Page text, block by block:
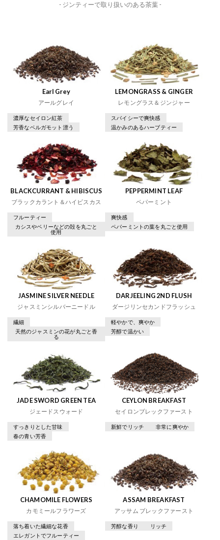
- ジンティーで取り扱いのある茶葉 -
Earl Grey
アールグレイ
濃厚なセイロン紅茶
芳香なベルガモット漂う
LEMONGRASS & GINGER
レモングラス＆ジンジャー
スパイシーで爽快感
温かみのあるハーブティー
BLACKCURRANT & HIBISCUS
ブラックカラント＆ハイビスカス
フルーティー
カシスやベリーなどの殻を丸ごと
使用
PEPPERMINT LEAF
ペパーミント
爽快感
ペパーミントの葉を丸ごと使用
JASMINE SILVER NEEDLE
ジャスミンシルバーニードル
繊細
天然のジャスミンの花が丸ごと香
る
DARJEELING 2ND FLUSH
ダージリンセカンドフラッシュ
軽やかで、爽やか
芳醇で温かい
JADE SWORD GREEN TEA
ジェードスウォード
すっきりとした甘味
春の青い芳香
CEYLON BREAKFAST
セイロンブレックファースト
新鮮でリッチ 非常に爽やか
CHAMOMILE FLOWERS
カモミールフラワーズ
落ち着いた繊細な花香
エレガントでフルーティー
ASSAM BREAKFAST
アッサム ブレックファースト
芳醇な香り リッチ